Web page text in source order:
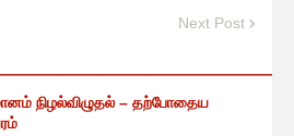
Next Post
நிழல்விழுதல் – தற்போதைய